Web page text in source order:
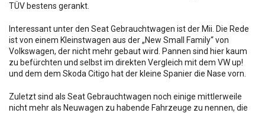
TÜV bestens gerankt.
Interessant unter den Seat Gebrauchtwagen ist der Mii. Die Rede
ist von einem Kleinstwagen aus der „New Small Family“ von
Volkswagen, der nicht mehr gebaut wird. Pannen sind hier kaum
zu befürchten und selbst im direkten Vergleich mit dem VW up!
und dem dem Skoda Citigo hat der kleine Spanier die Nase vorn.
Zuletzt sind als Seat Gebrauchtwagen noch einige mittlerweile
nicht mehr als Neuwagen zu habende Fahrzeuge zu nennen, die